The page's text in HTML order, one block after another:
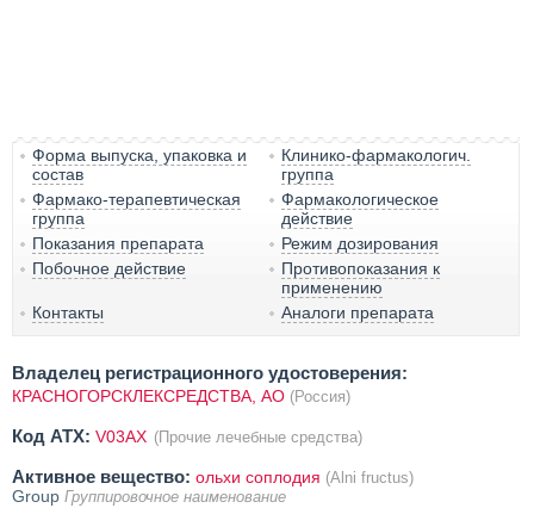
Форма выпуска, упаковка и
состав
Клинико-фармакологич.
группа
Фармако-терапевтическая
группа
Фармакологическое
действие
Показания препарата
Режим дозирования
Побочное действие
Противопоказания к
применению
Контакты
Аналоги препарата
Владелец регистрационного удостоверения:
КРАСНОГОРСКЛЕКСРЕДСТВА, АО (Россия)
Код ATX: V03AX (Прочие лечебные средства)
Активное вещество: ольхи соплодия (Alni fructus)
Group Группировочное наименование